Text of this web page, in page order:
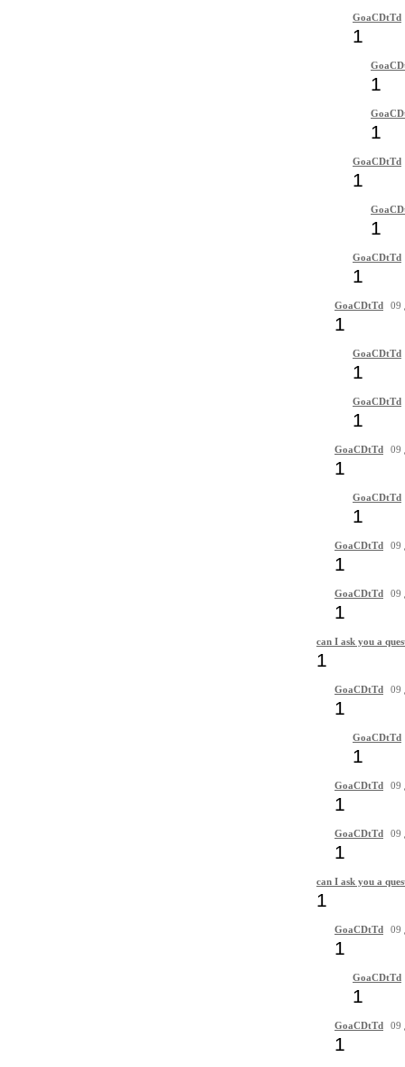
GoaCDtTd
1
1
1
GoaCDtTd
1
1
GoaCDtTd
1
GoaCDtTd 09
1
GoaCDtTd
1
GoaCDtTd
1
GoaCDtTd 09
1
GoaCDtTd
1
GoaCDtTd 09
1
GoaCDtTd 09
1
can I ask you a
1
GoaCDtTd 09
1
GoaCDtTd
1
GoaCDtTd 09
1
GoaCDtTd 09
1
can I ask you a
1
GoaCDtTd 09
1
GoaCDtTd
1
GoaCDtTd 09
1